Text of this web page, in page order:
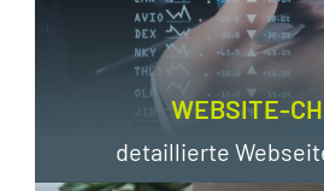
WEBSITE-
detaillierte